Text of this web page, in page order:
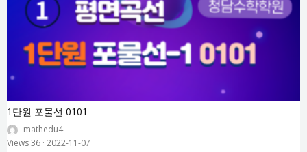
1단원 포물선 0101
mathedu4
Views 36 · 2022-11-07